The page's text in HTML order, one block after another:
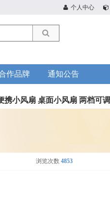
个人中心
作品牌 通知公告
携小风扇 桌面小风扇 两档可调
浏览次数 4853